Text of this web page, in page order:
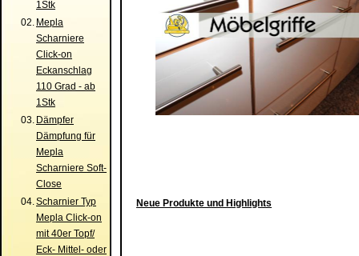
1Stk
02. Mepla
Scharniere
Click-on
Eckanschlag
110 Grad - ab
1Stk
03. Dämpfer
Dämpfung für
Mepla
Scharniere Soft-
Close
04.Scharnier Typ
Mepla Click-on
mit 40er Topf/
Eck- Mittel- oder
Neue Produkte und Highlights